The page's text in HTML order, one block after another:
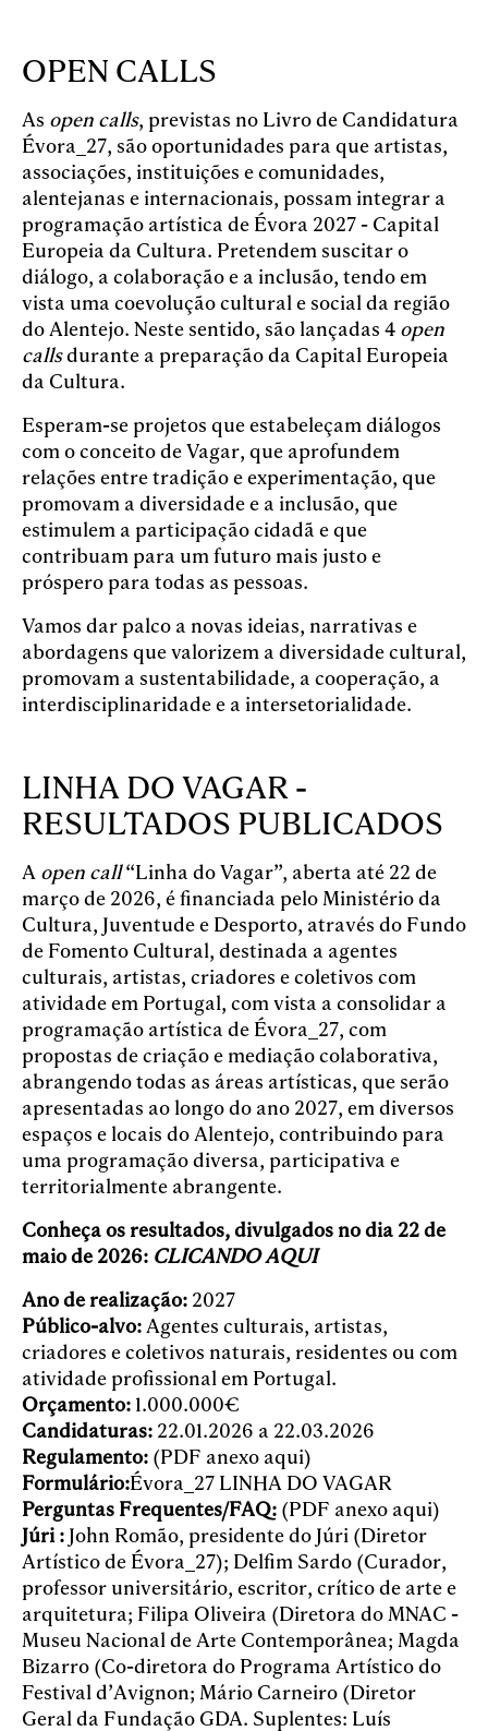
OPEN CALLS
As open calls, previstas no Livro de Candidatura
Évora_27, são oportunidades para que artistas,
associações, instituições e comunidades,
alentejanas e internacionais, possam integrar a
programação artística de Évora 2027 - Capital
Europeia da Cultura. Pretendem suscitar o
diálogo, a colaboração e a inclusão, tendo em
vista uma coevolução cultural e social da região
do Alentejo. Neste sentido, são lançadas 4 open
callsdurante a preparação da Capital Europeia
da Cultura.
Esperam-se projetos que estabeleçam diálogos
com o conceito de Vagar, que aprofundem
relações entre tradição e experimentação, que
promovam a diversidade e a inclusão, que
estimulem a participação cidadã e que
contribuam para um futuro mais justo e
próspero para todas as pessoas.
Vamos dar palco a novas ideias, narrativas e
abordagens que valorizem a diversidade cultural,
promovam a sustentabilidade, a cooperação, a
interdisciplinaridade e a intersetorialidade.
LINHA DO VAGAR -
RESULTADOS PUBLICADOS
A open call“Linha do Vagar”, aberta até 22 de
março de 2026, é financiada pelo Ministério da
Cultura, Juventude e Desporto, através do Fundo
de Fomento Cultural, destinada a agentes
culturais, artistas, criadores e coletivos com
atividade em Portugal, com vista a consolidar a
programação artística de Évora_27, com
propostas de criação e mediação colaborativa,
abrangendo todas as áreas artísticas, que serão
apresentadas ao longo do ano 2027, em diversos
espaços e locais do Alentejo, contribuindo para
uma programação diversa, participativa e
territorialmente abrangente.
Conheça os resultados, divulgados no dia 22 de
maio de 2026: CLICANDO AQUI
Ano de realização: 2027
Público-alvo: Agentes culturais, artistas,
criadores e coletivos naturais, residentes ou com
atividade profissional em Portugal.
Orçamento: 1.000.000€
Candidaturas: 22.01.2026 a 22.03.2026
Regulamento: (PDF anexo aqui)
Formulário:Évora_27 LINHA DO VAGAR
Perguntas Frequentes/FAQ: (PDF anexo aqui)
Júri : John Romão, presidente do Júri (Diretor
Artístico de Évora_27); Delfim Sardo (Curador,
professor universitário, escritor, crítico de arte e
arquitetura; Filipa Oliveira (Diretora do MNAC -
Museu Nacional de Arte Contemporânea; Magda
Bizarro (Co-diretora do Programa Artístico do
Festival d’Avignon; Mário Carneiro (Diretor
Geral da Fundação GDA. Suplentes: Luís